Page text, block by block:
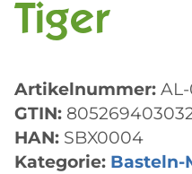
Tiger
Artikelnummer:
GTIN:
HAN: SBX0004
Kategorie: Basteln-